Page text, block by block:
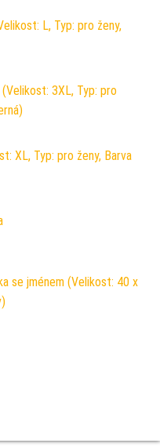
L, Typ: pro ženy,
3XL, Typ: pro
XL, Typ: pro ženy, Barva
se jménem (Velikost: 40 x